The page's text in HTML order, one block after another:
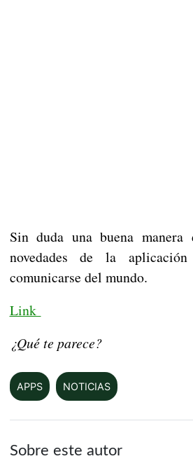
Sin duda una buena
novedades de la
comunicarse del mundo.
Link
¿Qué te parece?
APPS NOTICIAS
Sobre este autor